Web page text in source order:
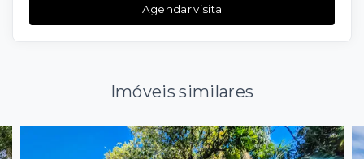
Agendar visita
Imóveis similares